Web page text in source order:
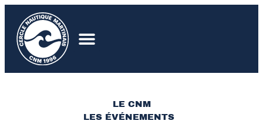
LE CNM
LES ÉVÉNEMENTS